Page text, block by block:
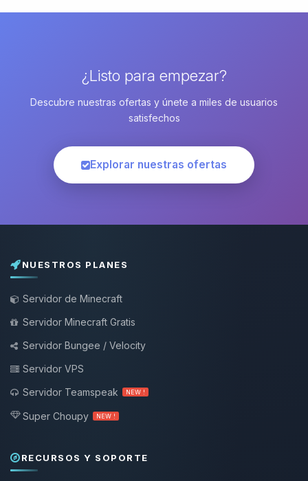
¿Listo para empezar?
Descubre nuestras ofertas y únete a miles de usuarios
satisfechos
Explorar nuestras ofertas
NUESTROS PLANES
Servidor de Minecraft
Servidor Minecraft Gratis
Servidor Bungee / Velocity
Servidor VPS
Servidor Teamspeak
NEW !
Super Choupy NEW !
RECURSOS Y SOPORTE